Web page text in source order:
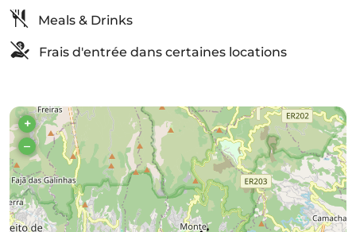
Meals & Drinks
Frais d'entrée dans certaines locations
+
–